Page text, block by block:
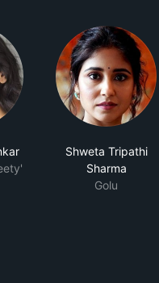
Shweta Tripathi
Sharma
Golu